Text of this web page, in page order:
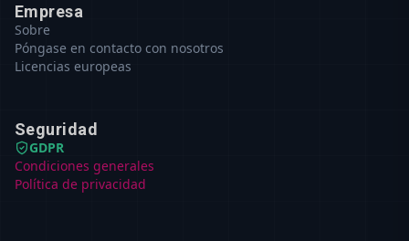
Empresa
Sobre
Póngase en contacto con nosotros
Licencias europeas
Seguridad
GDPR
Condiciones generales
Política de privacidad